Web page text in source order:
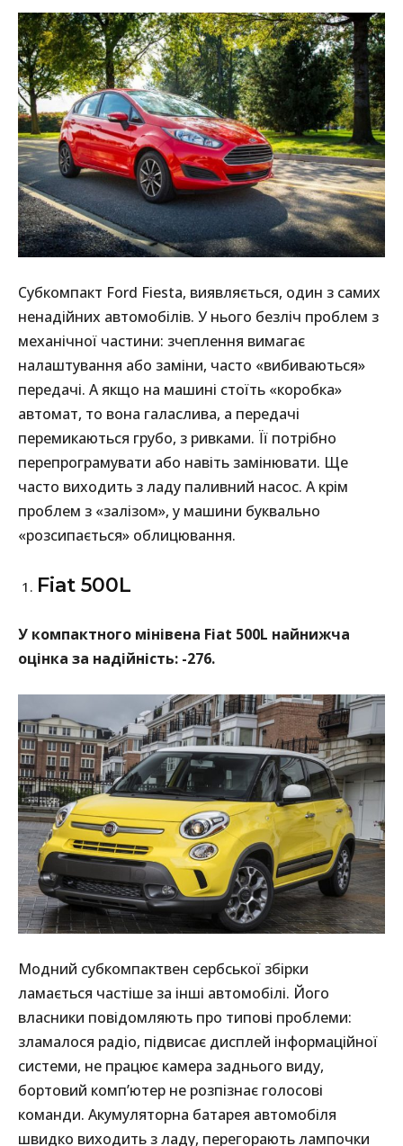
Субкомпакт Ford Fiesta, виявляється, один з самих
ненадійних автомобілів. У нього безліч проблем з
механічної частини: зчеплення вимагає
налаштування або заміни, часто «вибиваються»
передачі. А якщо на машині стоїть «коробка»
автомат, то вона галаслива, а передачі
перемикаються грубо, з ривками. Її потрібно
перепрограмувати або навіть замінювати. Ще
часто виходить з ладу паливний насос. А крім
проблем з «залізом», у машини буквально
«розсипається» облицювання.
Fiat 500L
У компактного мінівена Fiat 500L найнижча
оцінка за надійність: -276.
Модний субкомпактвен сербської збірки
ламається частіше за інші автомобілі. Його
власники повідомляють про типові проблеми:
зламалося радіо, підвисає дисплей інформаційної
системи, не працює камера заднього виду,
бортовий комп’ютер не розпізнає голосові
команди. Акумуляторна батарея автомобіля
швидко виходить з ладу, перегорають лампочки